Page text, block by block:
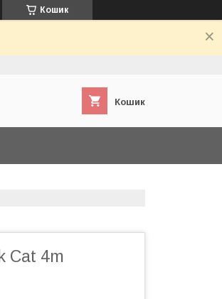
Кошик
Кошик
Cat 4m